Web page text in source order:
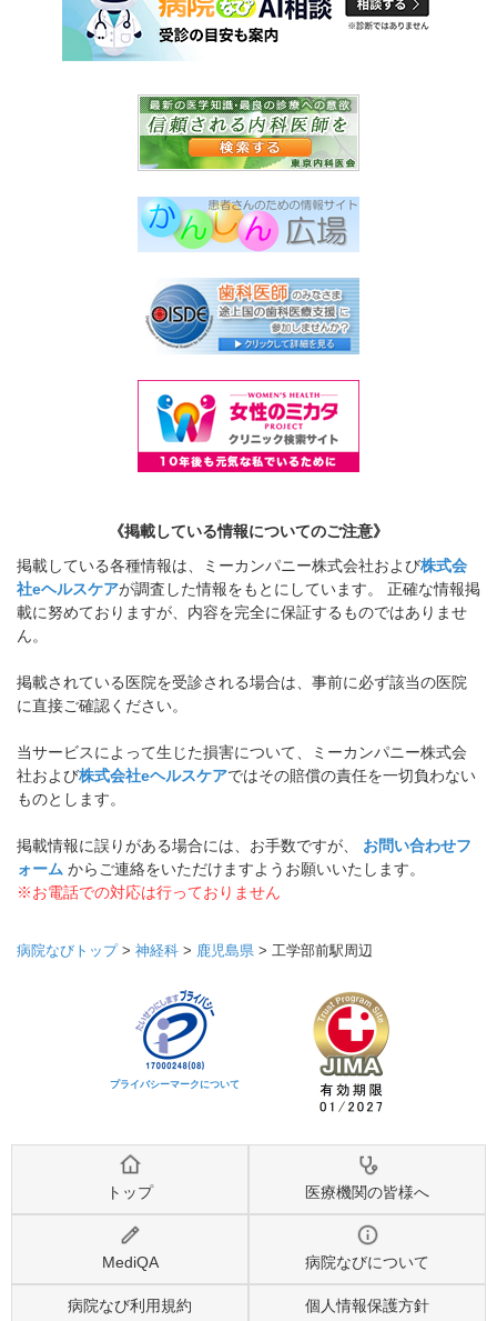
《掲載している情報についてのご注意》
掲載している各種情報は、ミーカンパニー株式会社および株式会
社eヘルスケアが調査した情報をもとにしています。 正確な情報掲
載に努めておりますが、内容を完全に保証するものではありませ
ん。
掲載されている医院を受診される場合は、事前に必ず該当の医院
に直接ご確認ください。
当サービスによって生じた損害について、ミーカンパニー株式会
社および株式会社eヘルスケアではその賠償の責任を一切負わない
ものとします。
掲載情報に誤りがある場合には、お手数ですが、 お問い合わせフ
ォーム からご連絡をいただけますようお願いいたします。
※お電話での対応は行っておりません
病院なびトップ> 神経科 > 鹿児島県 > 工学部前駅周辺
プライバシーマークについて
トップ 医療機関の皆様へ
MediQA 病院なびについて
病院なび利用規約 個人情報保護方針